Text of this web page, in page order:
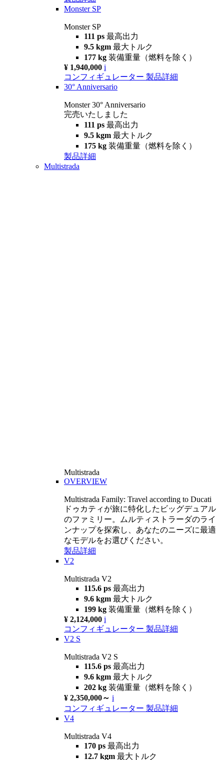
Monster SP
Monster SP
111 ps 最高出力
9.5 kgm 最大トルク
177 kg 装備重量（燃料を除く）
¥ 1,940,000 i
コンフィギュレーター 製品詳細
30° Anniversario
Monster 30° Anniversario
完売いたしました
111 ps 最高出力
9.5 kgm 最大トルク
175 kg 装備重量（燃料を除く）
製品詳細
Multistrada
Multistrada
OVERVIEW
Multistrada Family: Travel according to Ducati
ドゥカティが旅に特化したビッグデュアル
のファミリー。ムルティストラーダのライ
ンナップを探索し、あなたのニーズに最適
なモデルをお選びください。
製品詳細
V2
Multistrada V2
115.6 ps 最高出力
9.6 kgm 最大トルク
199 kg 装備重量（燃料を除く）
¥ 2,124,000 i
コンフィギュレーター 製品詳細
V2 S
Multistrada V2 S
115.6 ps 最高出力
9.6 kgm 最大トルク
202 kg 装備重量（燃料を除く）
¥ 2,350,000～ i
コンフィギュレーター 製品詳細
V4
Multistrada V4
170 ps 最高出力
12.7 kgm 最大トルク